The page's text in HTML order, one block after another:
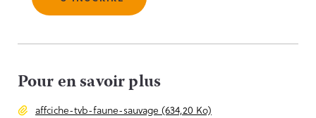
Pour en savoir plus
affciche-tvb-faune-sauvage (634,20 Ko)